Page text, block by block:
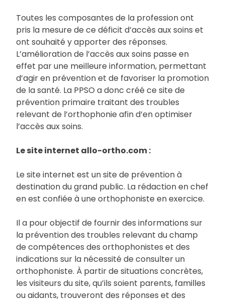
Toutes les composantes de la profession ont
pris la mesure de ce déficit d’accès aux soins et
ont souhaité y apporter des réponses.
L’amélioration de l’accès aux soins passe en
effet par une meilleure information, permettant
d’agir en prévention et de favoriser la promotion
de la santé. La PPSO a donc créé ce site de
prévention primaire traitant des troubles
relevant de l’orthophonie afin d’en optimiser
l’accès aux soins.
Le site internet allo-ortho.com :
Le site internet est un site de prévention à
destination du grand public. La rédaction en chef
en est confiée à une orthophoniste en exercice.
Il a pour objectif de fournir des informations sur
la prévention des troubles relevant du champ
de compétences des orthophonistes et des
indications sur la nécessité de consulter un
orthophoniste. À partir de situations concrètes,
les visiteurs du site, qu’ils soient parents, familles
ou aidants, trouveront des réponses et des